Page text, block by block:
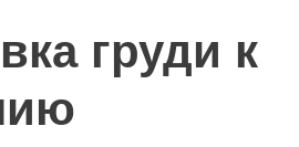
груди к